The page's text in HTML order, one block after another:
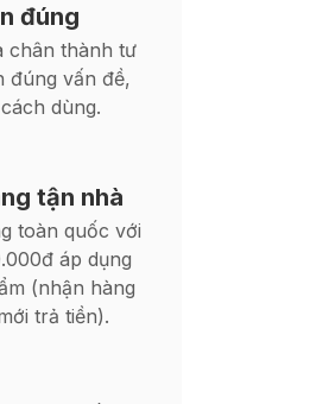
đúng
chân thành tư
đúng vấn đề,
dùng.
tận nhà
toàn quốc với
áp dụng
(nhận hàng
trả tiền).